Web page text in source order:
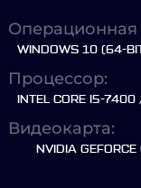
Операционная
WINDOWS 10 (64-
Процессор:
INTEL CORE I5-
Видеокарта:
NVIDIA